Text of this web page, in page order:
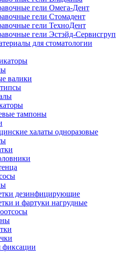
гели Омега-Дент
гели Стомадент
гели ТехноДент
гели Эстэйд-Сервисгруп
для стоматологии
валики
тампоны
халаты одноразовые
дезинфицирующие
и фартуки нагрудные
фиксации